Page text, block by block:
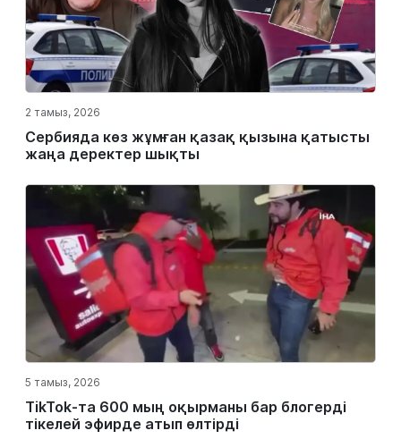
2 тамыз, 2026
Сербияда көз жұмған қазақ қызына қатысты
жаңа деректер шықты
5 тамыз, 2026
TikTok-та 600 мың оқырманы бар блогерді
тікелей эфирде атып өлтірді